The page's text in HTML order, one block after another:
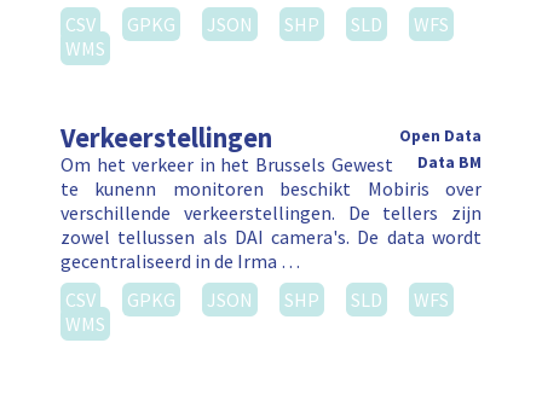
CSV
GPKG JSON SHP SLD
WFS
WMS
Verkeerstellingen
Open Data
Data BM
Om het verkeer in het Brussels Gewest
te kunenn monitoren beschikt Mobiris over
verschillende verkeerstellingen. De tellers zijn
zowel tellussen als DAI camera's. De data wordt
gecentraliseerd in de Irma …
CSV
GPKG JSON SHP SLD
WFS
WMS